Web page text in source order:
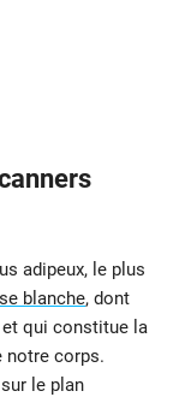
adipeux, le plus
blanche, dont
qui constitue la
notre corps.
le plan